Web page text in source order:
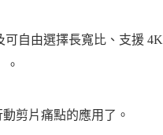
可自由選擇長寬比、支援 4K
。
剪片痛點的應用了。